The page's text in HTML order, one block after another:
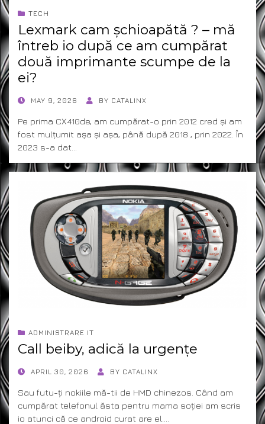
TECH
Lexmark cam șchioapătă ? – mă
întreb io după ce am cumpărat
două imprimante scumpe de la
ei?
POSTEDMAY 9, 2026 BY CATALINX
Pe prima CX410de, am cumpărat-o prin 2012 cred și am
fost mulțumit așa și așa, până după 2018 , prin 2022. În
2023 s-a dat…
ADMINISTRARE IT
Call beiby, adică la urgențe
POSTED
APRIL 30, 2026 BY CATALINX
Sau futu-ți nokiile mă-tii de HMD chinezos. Când am
cumpărat telefonul ăsta pentru mama soției am scris
io atunci că ce android curat are el.…